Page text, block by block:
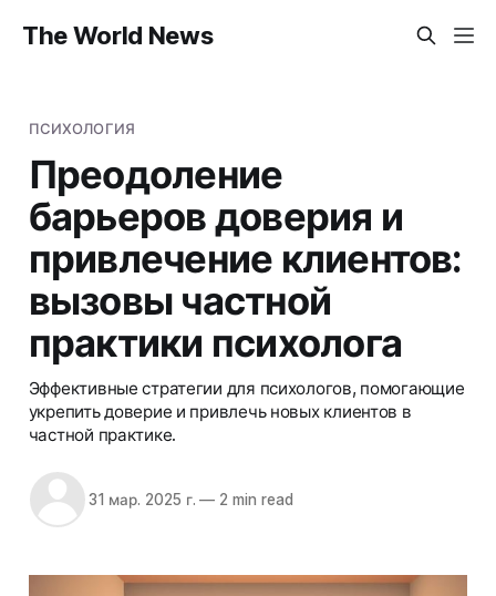
The World News
ПСИХОЛОГИЯ
Преодоление
барьеров доверия и
привлечение клиентов:
вызовы частной
практики психолога
Эффективные стратегии для психологов, помогающие
укрепить доверие и привлечь новых клиентов в
частной практике.
31 мар. 2025 г. — 2 min read